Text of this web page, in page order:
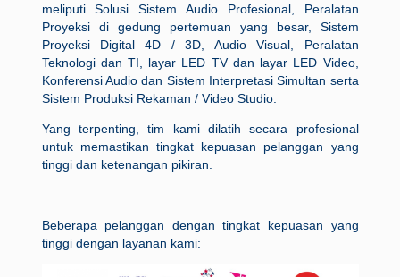
meliputi Solusi Sistem Audio Profesional, Peralatan
Proyeksi di gedung pertemuan yang besar, Sistem
Proyeksi Digital 4D / 3D, Audio Visual, Peralatan
Teknologi dan TI, layar LED TV dan layar LED Video,
Konferensi Audio dan Sistem Interpretasi Simultan serta
Sistem Produksi Rekaman / Video Studio.
Yang terpenting, tim kami dilatih secara profesional
untuk memastikan tingkat kepuasan pelanggan yang
tinggi dan ketenangan pikiran.
Beberapa pelanggan dengan tingkat kepuasan yang
tinggi dengan layanan kami: